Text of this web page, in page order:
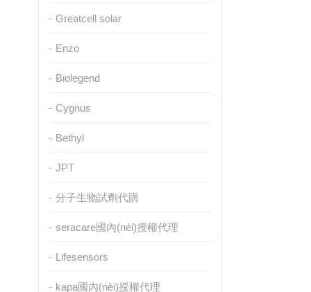
Greatcell solar
Enzo
Biolegend
Cygnus
Bethyl
JPT
分子生物試劑代購
seracare國內(nèi)授權代理
Lifesensors
kapa國內(nèi)授權代理